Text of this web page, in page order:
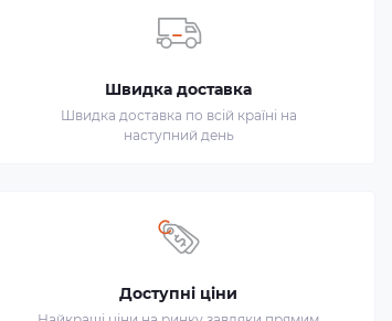
Швидка доставка
Швидка доставка по всій країні на
наступний день
Доступні ціни